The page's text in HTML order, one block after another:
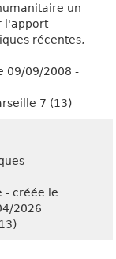
un
l'apport
récentes,
09/09/2008 -
7 (13)
- créée le
2026